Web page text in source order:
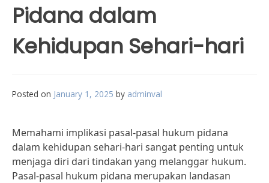
Pidana dalam
Kehidupan Sehari-hari
Posted on January 1, 2025 by adminval
Memahami implikasi pasal-pasal hukum pidana
dalam kehidupan sehari-hari sangat penting untuk
menjaga diri dari tindakan yang melanggar hukum.
Pasal-pasal hukum pidana merupakan landasan